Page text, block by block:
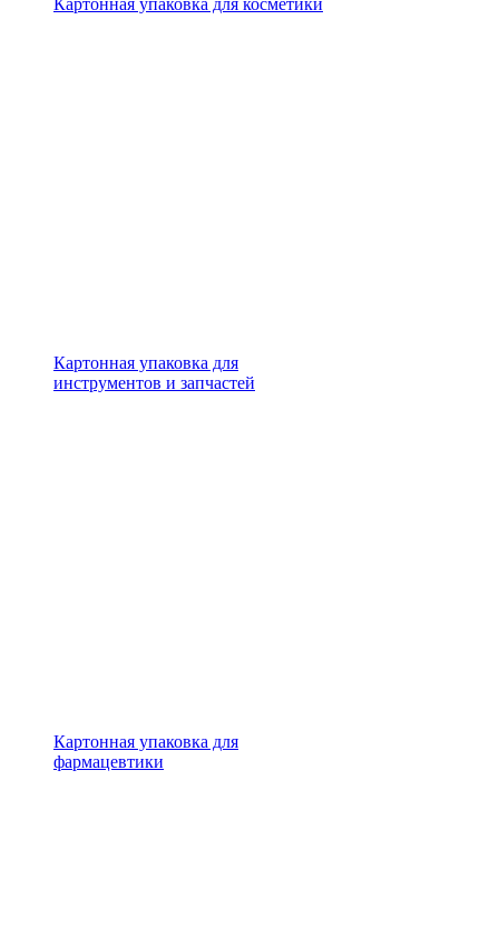
Картонная упаковка для
инструментов и запчастей
Картонная упаковка для
фармацевтики